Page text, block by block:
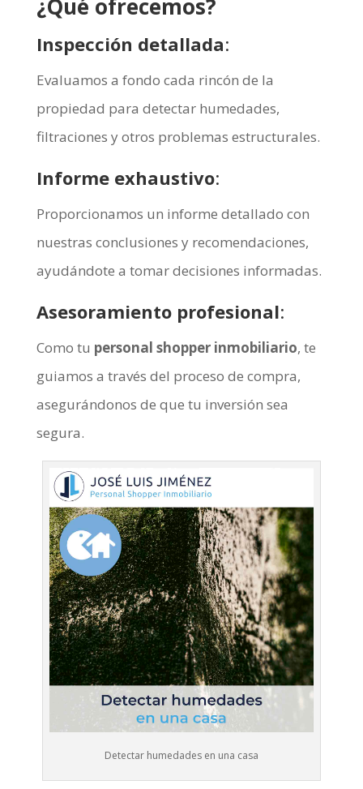
¿Qué ofrecemos?
Inspección detallada:
Evaluamos a fondo cada rincón de la
propiedad para detectar humedades,
filtraciones y otros problemas estructurales.
Informe exhaustivo:
Proporcionamos un informe detallado con
nuestras conclusiones y recomendaciones,
ayudándote a tomar decisiones informadas.
Asesoramiento profesional:
Como tu personal shopper inmobiliario, te
guiamos a través del proceso de compra,
asegurándonos de que tu inversión sea
segura.
Detectar humedades en una casa